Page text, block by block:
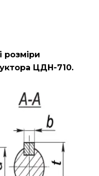
розміри
ЦДН-710.